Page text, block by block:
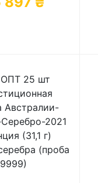
ОПТ 25 шт
Австралии-
2021
(31,1 г)
(проба
9999)